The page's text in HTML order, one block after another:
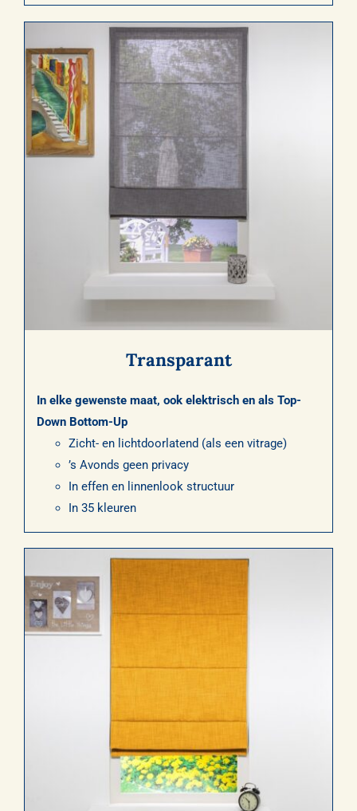
Transparant
In elke gewenste maat, ook elektrisch en als Top-
Down Bottom-Up
Zicht- en lichtdoorlatend (als een vitrage)
’s Avonds geen privacy
In effen en linnenlook structuur
In 35 kleuren